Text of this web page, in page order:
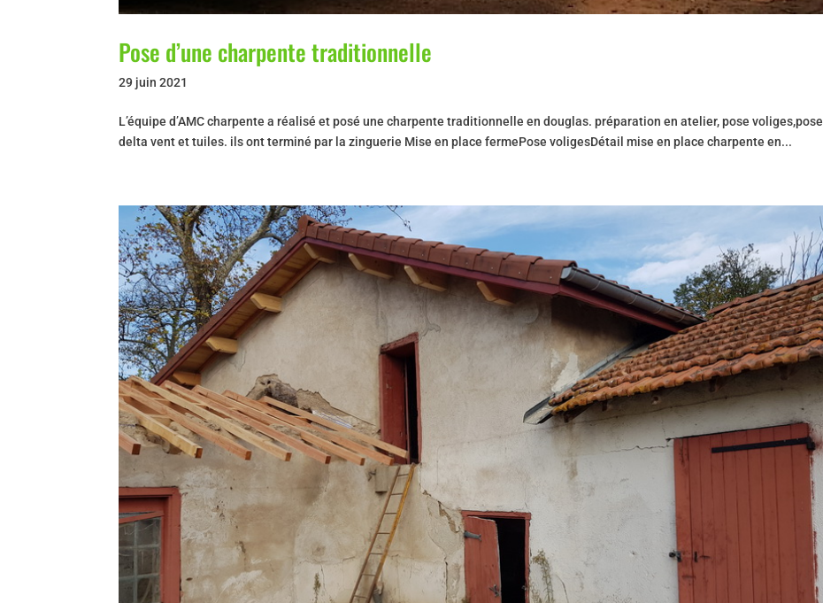
Pose d’une charpente traditionnelle
29 juin 2021
L’équipe d’AMC charpente a réalisé et posé une charpente traditionnelle en douglas. préparation en atelier, pose voliges,pose
delta vent et tuiles. ils ont terminé par la zinguerie Mise en place fermePose voligesDétail mise en place charpente en...